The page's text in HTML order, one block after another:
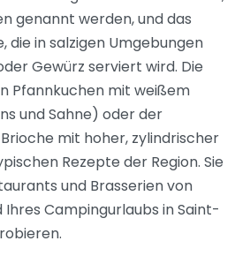
genannt werden, und das
die in salzigen Umgebungen
Gewürz serviert wird. Die
Pfannkuchen mit weißem
und Sahne) oder der
mit hoher, zylindrischer
Rezepte der Region. Sie
und Brasserien von
Campingurlaubs in Saint-